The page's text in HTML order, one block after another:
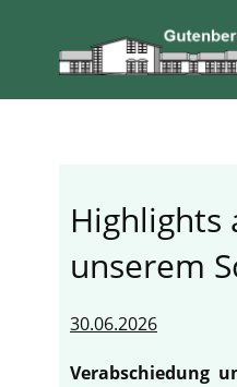
Highlights
unserem
30.06.2026
Verabschiedung